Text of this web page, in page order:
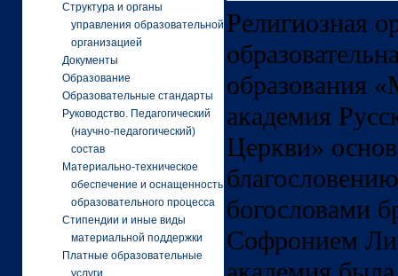
Структура и органы
управления образовательной
организацией
Документы
Образование
Образовательные стандарты
Руководство. Педагогический
(научно-педагогический)
состав
Материально-техническое
обеспечение и оснащенность
образовательного процесса
Стипендии и иные виды
материальной поддержки
Платные образовательные
услуги
Религиозная
образования
академия
Церкви»
богословами
Софронием